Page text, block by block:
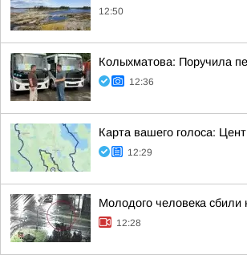
12:50
Колыхматова: Поручила
12:36
Карта вашего голоса:
12:29
Молодого человека сбили
12:28